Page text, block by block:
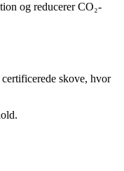
og reducerer CO₂-
skove, hvor